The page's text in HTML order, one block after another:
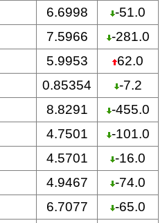
6.6998
-51.0
7.5966
-281.0
5.9953
62.0
0.85354
-7.2
8.8291
-455.0
4.7501
-101.0
4.5701
-16.0
4.9467
-74.0
6.7077
-65.0